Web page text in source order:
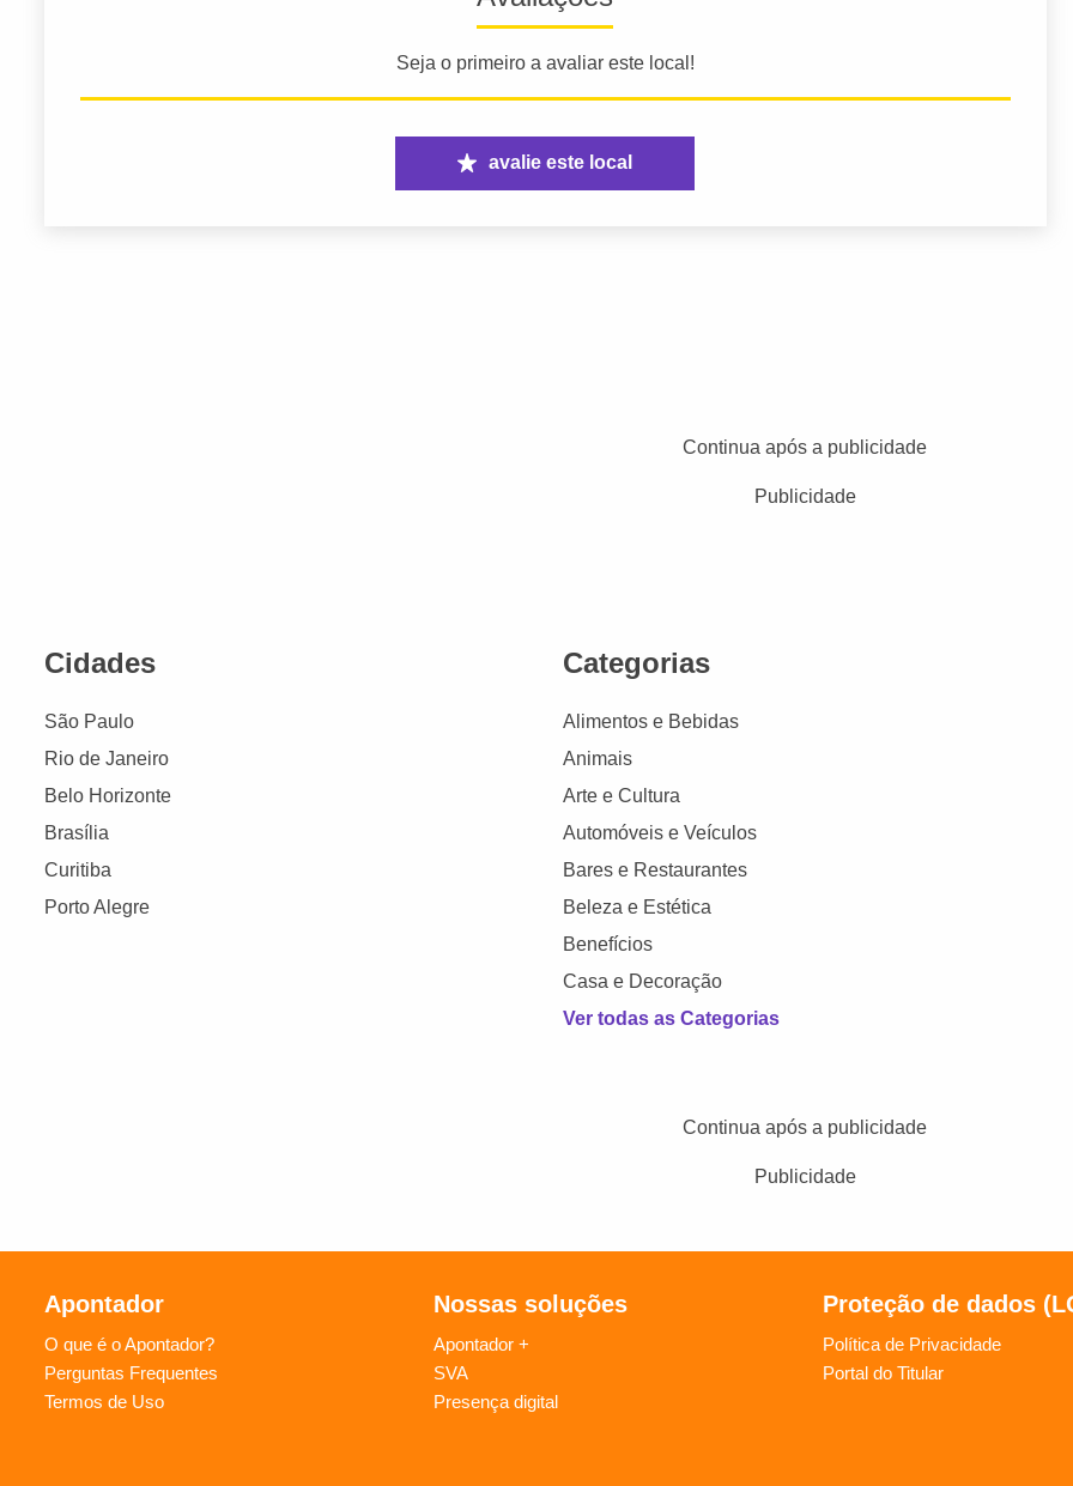
Seja o primeiro a avaliar este local!
avalie este local
Continua após a publicidade
Publicidade
Cidades
São Paulo
Rio de Janeiro
Belo Horizonte
Brasília
Curitiba
Porto Alegre
Categorias
Alimentos e Bebidas
Animais
Arte e Cultura
Automóveis e Veículos
Bares e Restaurantes
Beleza e Estética
Benefícios
Casa e Decoração
Ver todas as Categorias
Continua após a publicidade
Publicidade
Apontador
O que é o Apontador?
Perguntas Frequentes
Termos de Uso
Nossas soluções
Apontador +
SVA
Presença digital
Proteção de dados
Política de Privacidade
Portal do Titular